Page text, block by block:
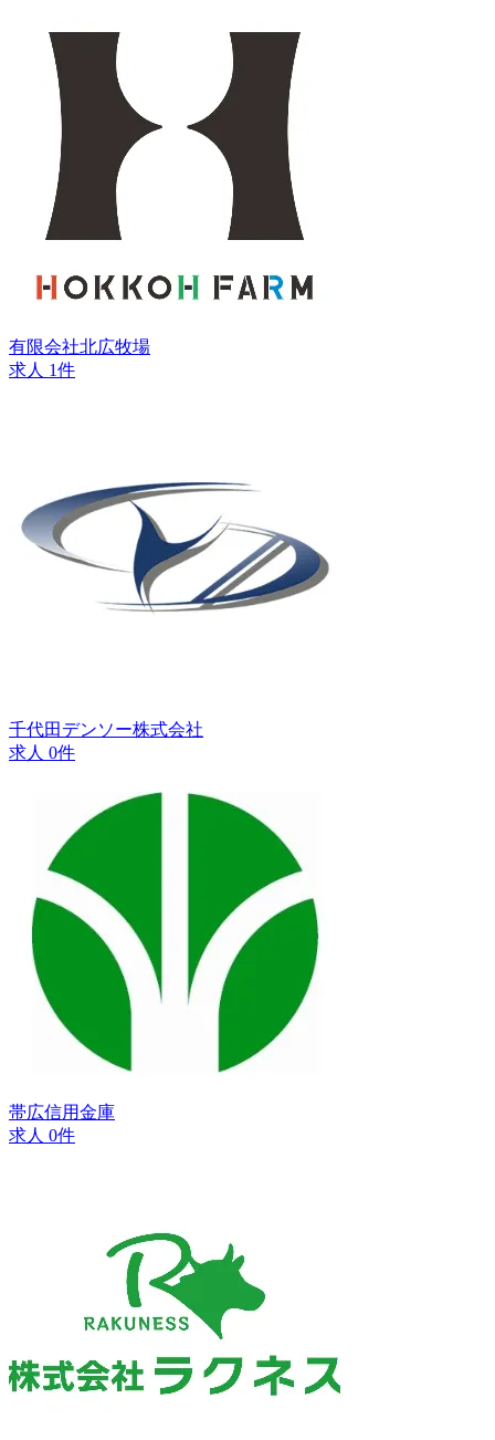
有限会社北広牧場
求人 1件
千代田デンソー株式会社
求人 0件
帯広信用金庫
求人 0件